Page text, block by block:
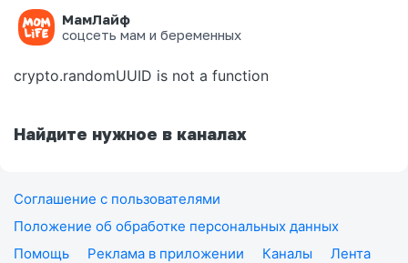
МамЛайф
соцсеть мам и беременных
Ошибка на странице
crypto.randomUUID is not a function
Найдите нужное в каналах
Соглашение с пользователями
Положение об обработке персональных данных
Помощь
Реклама в приложении Каналы
Лента